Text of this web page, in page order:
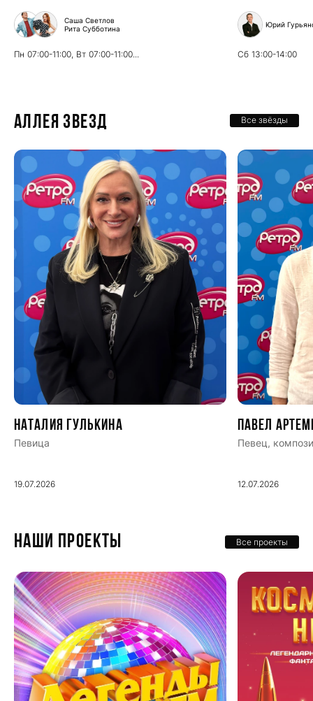
Саша Светлов
Рита Субботина
Пн 07:00-11:00, Вт 07:00-11:00...
Юрий
Сб 13:00-14:00
Аллея звезд Все звёзды
Наталия Гулькина
Певица
19.07.2026
Павел
Певец,
12.07.2026
НАШИ ПРОЕКТЫ Все проекты